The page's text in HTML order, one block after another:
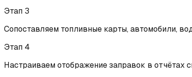
Этап 3
Сопоставляем топливные карты, автомобили,
Этап 4
Настраиваем отображение заправок в отчётах